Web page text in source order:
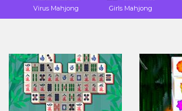
Virus Mahjong Girls Mahjong